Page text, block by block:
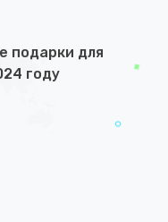
подарки для
году